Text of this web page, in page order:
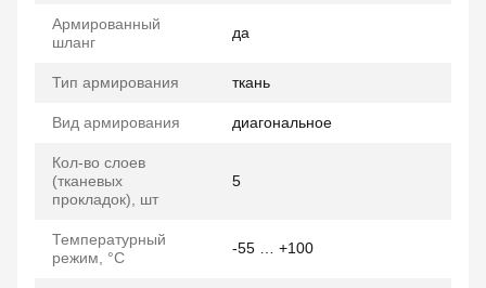
Армированный
шланг
да
Тип армирования ткань
Вид армирования диагональное
Кол-во слоев
(тканевых
прокладок), шт
5
Температурный
режим, °C
-55 … +100